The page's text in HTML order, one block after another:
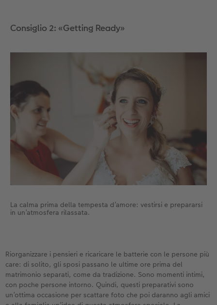
Consiglio 2: «Getting Ready»
La calma prima della tempesta d’amore: vestirsi e prepararsi
in un’atmosfera rilassata.
Riorganizzare i pensieri e ricaricare le batterie con le persone più
care: di solito, gli sposi passano le ultime ore prima del
matrimonio separati, come da tradizione. Sono momenti intimi,
con poche persone intorno. Quindi, questi preparativi sono
un’ottima occasione per scattare foto che poi daranno agli amici